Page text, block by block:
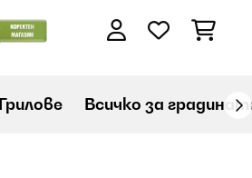
Грилове Всичко за